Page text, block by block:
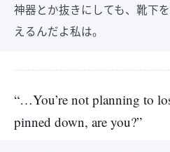
神器とか抜きにしても、靴下
えるんだよ私は。
“…You’re not planning to
pinned down, are you?”